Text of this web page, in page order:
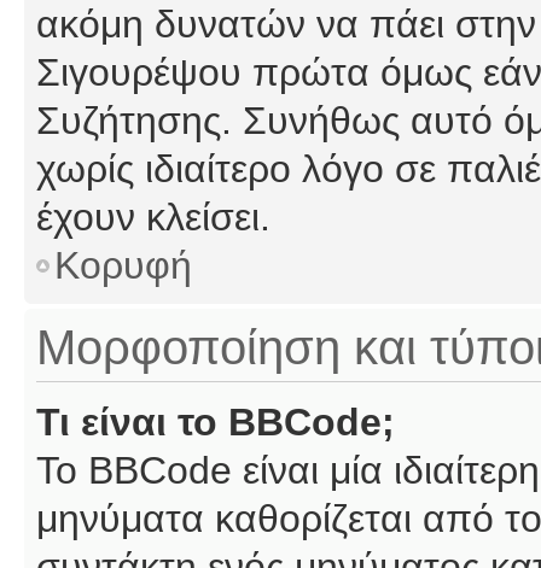
ακόμη δυνατών να πάει
Σιγουρέψου πρώτα όμως εάν
Συζήτησης. Συνήθως αυτό
χωρίς ιδιαίτερο λόγο σε
έχουν κλείσει.
Κορυφή
Μορφοποίηση και
Τι είναι το BBCode;
Το BBCode είναι μία
μηνύματα καθορίζεται από